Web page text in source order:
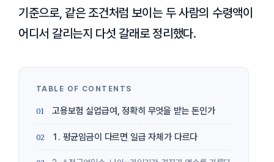
기준으로, 같은 조건처럼 보이는 두 사람의 수령액이
어디서 갈리는지 다섯 갈래로 정리했다.
고용보험 실업급여, 정확히 무엇을 받는 돈인가
1. 평균임금이 다르면 일급 자체가 다르다